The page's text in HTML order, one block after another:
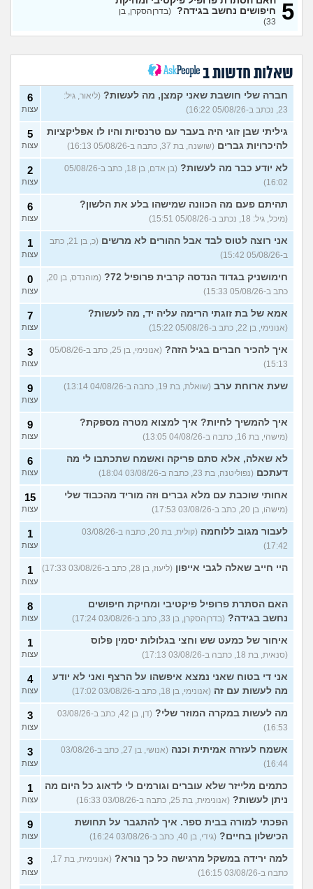
כשאתם רואים מישהי ברשתות
החברתיות שהכול אצלה סביב
עצות
כשרבתי עם בת הזוג שלי,
דחפתי אותה מתוך כעס. איך
להתמודד?
(אלכס, שם בדוי, בן
40)
עצות
איך להסביר לה שאני רוצה
להיפרד?
20
עצות
בעיות ביני לבית הזוג, מה
לעשות? (אנונימי, בן 24)
6
עצות
לא משלמת בדייטים
(אלי, בן
29)
9
עצות
יוצאת איתו היום לדייט ראשון
(אנונימית, בת 18)
3
עצות
בטיילת או מועדון?
(רואי, בן
26)
8
עצות
לוקח אותי לדייטים גרועים
האם להמשיך?
(נטע, בת 21)
17
עצות
עוד שאלות חדשות במדור
5
חיפושים נחשב בגידה? (בדרןהסקרן, בן
33)
שאלות חדשות ב
חברה שלי חושבת שאני קמצן, מה לעשות? (ליאור, גיל:
23, נכתב ב-05/08/26 16:22)
6
עצות
גיליתי שבן זוגי היה בעבר עם טרנסיות והיו לו אפליקציות
להיכרויות גברים (שושנה, בת 37, כתבה ב-05/08/26 16:13)
5
עצות
לא יודע כבר מה לעשות?
(בן אדם, בן 18, כתב ב-05/08/26
16:02)
2
עצות
תהיתם פעם מה הכוונה שמישהו בלע את הלשון?
(מיכל, גיל: 18, נכתב ב-05/08/26 15:51)
6
עצות
אני רוצה לטוס לבד אבל ההורים לא מרשים
(כ, בן 21, כתב
ב-05/08/26 15:42)
1
עצות
חימושניק בגדוד הנדסה קרבית פרופיל 72?
(מוהנדס, בן 20,
כתב ב-05/08/26 15:33)
0
עצות
אמא של בת זוגתי הרימה עליה יד, מה לעשות?
(אנונימי, בן 22, כתב ב-05/08/26 15:22)
7
עצות
איך להכיר חברים בגיל הזה?
(אנונימי, בן 25, כתב ב-05/08/26
15:13)
3
עצות
שעת ארוחת ערב (שואלת, בת 19, כתבה ב-04/08/26 13:14) 9
עצות
איך להמשיך לחיות? איך למצוא מטרה מספקת?
(מישהי, בת 16, כתבה ב-04/08/26 13:05)
9
עצות
לא שאלה, אלא סתם פריקה ואשמח שתכתבו לי מה
דעתכם (נפוליטנה, בת 23, כתבה ב-03/08/26 18:04)
6
עצות
אחותי שוכבת עם מלא גברים וזה מוריד מהכבוד שלי
(מישהו, בן 20, כתב ב-03/08/26 17:53)
15
עצות
לעבור מגוב ללוחמה
(קולית, בת 20, כתבה ב-03/08/26
17:42)
1
עצות
היי חייב שאלה לגבי אייפון (ליעוז, בן 28, כתב ב-03/08/26 17:33) 1
עצות
האם הסתרת פרופיל פיקטיבי ומחיקת חיפושים
נחשב בגידה? (בדרןהסקרן, בן 33, כתב ב-03/08/26 17:24)
8
עצות
איחור של כמעט שש וחצי בגלולות יסמין פלוס
(סנאית, בת 18, כתבה ב-03/08/26 17:13)
1
עצות
אני די בטוח שאני נמצא איפשהו על הרצף ואני לא יודע
מה לעשות עם זה (אנונימי, בן 18, כתב ב-03/08/26 17:02)
4
עצות
מה לעשות במקרה המוזר שלי?
(דן, בן 42, כתב ב-03/08/26
16:53)
3
עצות
אשמח לעזרה אמיתית וכנה
(אנושי, בן 27, כתב ב-03/08/26
16:44)
3
עצות
כתמים מלייזר שלא עוברים וגורמים לי לדאוג כל היום מה
ניתן לעשות? (אנונימית, בת 25, כתבה ב-03/08/26 16:33)
1
עצות
הפכתי למורה בבית ספר. איך להתגבר על תחושת
הכישלון בחיים? (גידי, בן 40, כתב ב-03/08/26 16:24)
9
עצות
למה ירידה במשקל מרגישה כל כך נורא?
(אנונימית, בת 17,
כתבה ב-03/08/26 16:15)
3
עצות